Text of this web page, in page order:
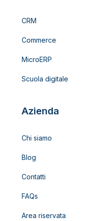
CRM
Commerce
MicroERP
Scuola digitale
Azienda
Chi siamo
Blog
Contatti
FAQs
Area riservata